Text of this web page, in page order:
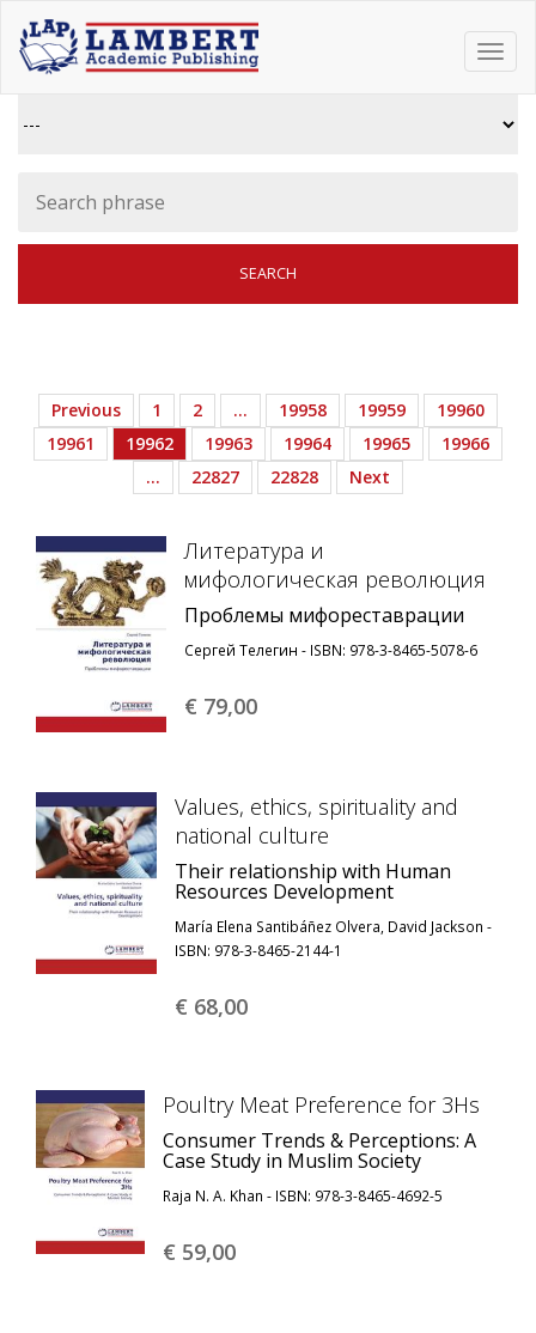
Previous 1 2 … 19958 19959
19960
19961
19962 19963 19964 19965
19966
…
22827 22828 Next
Литература и
мифологическая революция
Проблемы мифореставрации
Сергей Телегин - ISBN: 978-3-8465-5078-6
€ 79,00
Values, ethics, spirituality and
national culture
Their relationship with Human
Resources Development
María Elena Santibáñez Olvera, David Jackson -
ISBN: 978-3-8465-2144-1
€ 68,00
Poultry Meat Preference for 3Hs
Consumer Trends & Perceptions: A
Case Study in Muslim Society
Raja N. A. Khan - ISBN: 978-3-8465-4692-5
€ 59,00